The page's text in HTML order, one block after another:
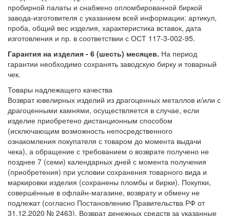
пробирной палаты и снабжено опломбированной биркой
завода-изготовителя с указанием всей информации: артикул,
проба, общий вес изделия, характеристика вставок, дата
изготовления и пр. в соответствии с ОСТ 117-3-002-95.
Гарантия на изделия - 6 (шесть) месяцев. На период
гарантии необходимо сохранять заводскую бирку и товарный
чек.
Товары надлежащего качества
Возврат ювелирных изделий из драгоценных металлов и/или с
драгоценными камнями, осуществляется в случае, если
изделие приобретено дистанционным способом
(исключающим возможность непосредственного
ознакомления покупателя с товаром до момента выдачи
чека), а обращение с требованием о возврате получено не
позднее 7 (семи) календарных дней с момента получения
(приобретения) при условии сохранения товарного вида и
маркировки изделия (сохранены пломбы и бирки). Покупки,
совершённые в офлайн-магазине, возврату и обмену не
подлежат (согласно Постановлению Правительства РФ от
31.12.2020 № 2463). Возврат денежных средств за указанные